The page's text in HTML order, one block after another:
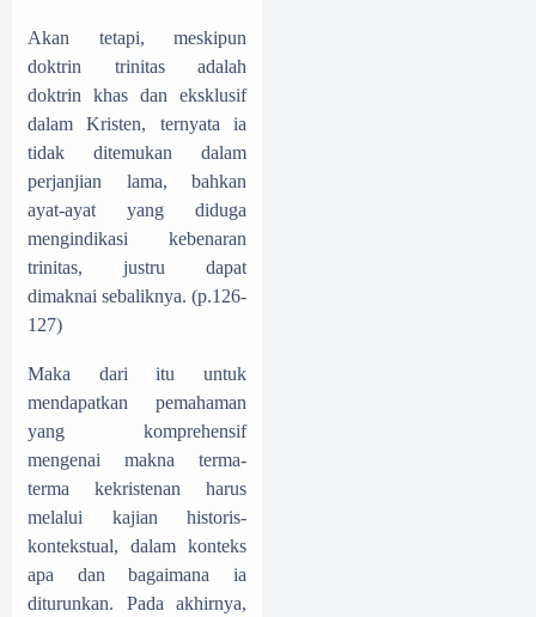
Akan tetapi, meskipun
doktrin trinitas adalah
doktrin khas dan eksklusif
dalam Kristen, ternyata ia
tidak ditemukan dalam
perjanjian lama, bahkan
ayat-ayat yang diduga
mengindikasi kebenaran
trinitas, justru dapat
dimaknai sebaliknya. (p.126-
127)
Maka dari itu untuk
mendapatkan pemahaman
yang komprehensif
mengenai makna terma-
terma kekristenan harus
melalui kajian historis-
kontekstual, dalam konteks
apa dan bagaimana ia
diturunkan. Pada akhirnya,